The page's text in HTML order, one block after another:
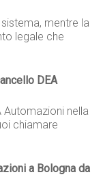
mentre la
legale che
DEA
nella
chiamare
a Bologna da